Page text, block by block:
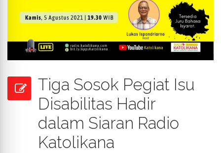
Tiga Sosok Pegiat Isu
Disabilitas Hadir
dalam Siaran Radio
Katolikana